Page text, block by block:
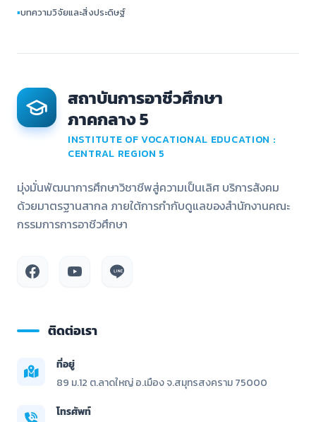
▪บทความวิจัยและสิ่งประดิษฐ์
สถาบันการอาชีวศึกษา
ภาคกลาง 5
INSTITUTE OF VOCATIONAL EDUCATION :
CENTRAL REGION 5
มุ่งมั่นพัฒนาการศึกษาวิชาชีพสู่ความเป็นเลิศ บริการสังคม
ด้วยมาตรฐานสากล ภายใต้การกำกับดูแลของสำนักงานคณะ
กรรมการการอาชีวศึกษา
ติดต่อเรา
ที่อยู่
89 ม.12 ต.ลาดใหญ่ อ.เมือง จ.สมุทรสงคราม 75000
โทรศัพท์